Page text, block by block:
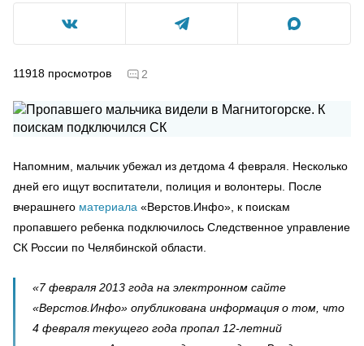
11918 просмотров 2
Напомним, мальчик убежал из детдома 4 февраля. Несколько
дней его ищут воспитатели, полиция и волонтеры. После
вчерашнего материала «Верстов.Инфо», к поискам
пропавшего ребенка подключилось Следственное управление
СК России по Челябинской области.
«7 февраля 2013 года на электронном сайте
«Верстов.Инфо» опубликована информация о том, что
4 февраля текущего года пропал 12-летний